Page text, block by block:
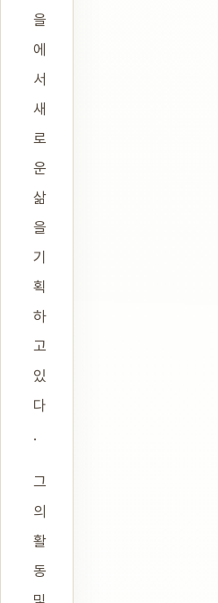
을
에
서
새
로
운
삶
을
기
획
하
고
있
다
.
그
의
활
동